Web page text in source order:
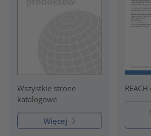
Wszystkie strone
katalogowe
Więcej